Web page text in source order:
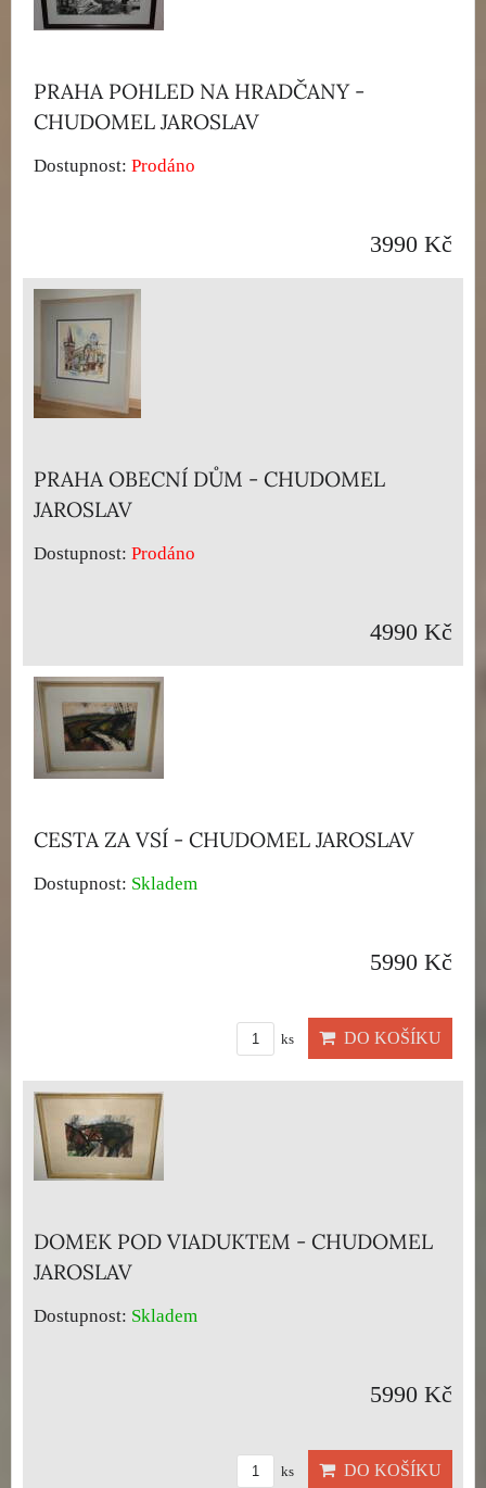
PRAHA POHLED NA HRADČANY -
CHUDOMEL JAROSLAV
Dostupnost: Prodáno
3990 Kč
PRAHA OBECNÍ DŮM - CHUDOMEL
JAROSLAV
Dostupnost: Prodáno
4990 Kč
CESTA ZA VSÍ - CHUDOMEL JAROSLAV
Dostupnost: Skladem
5990 Kč
ks DO KOŠÍKU
DOMEK POD VIADUKTEM - CHUDOMEL
JAROSLAV
Dostupnost: Skladem
5990 Kč
ks DO KOŠÍKU